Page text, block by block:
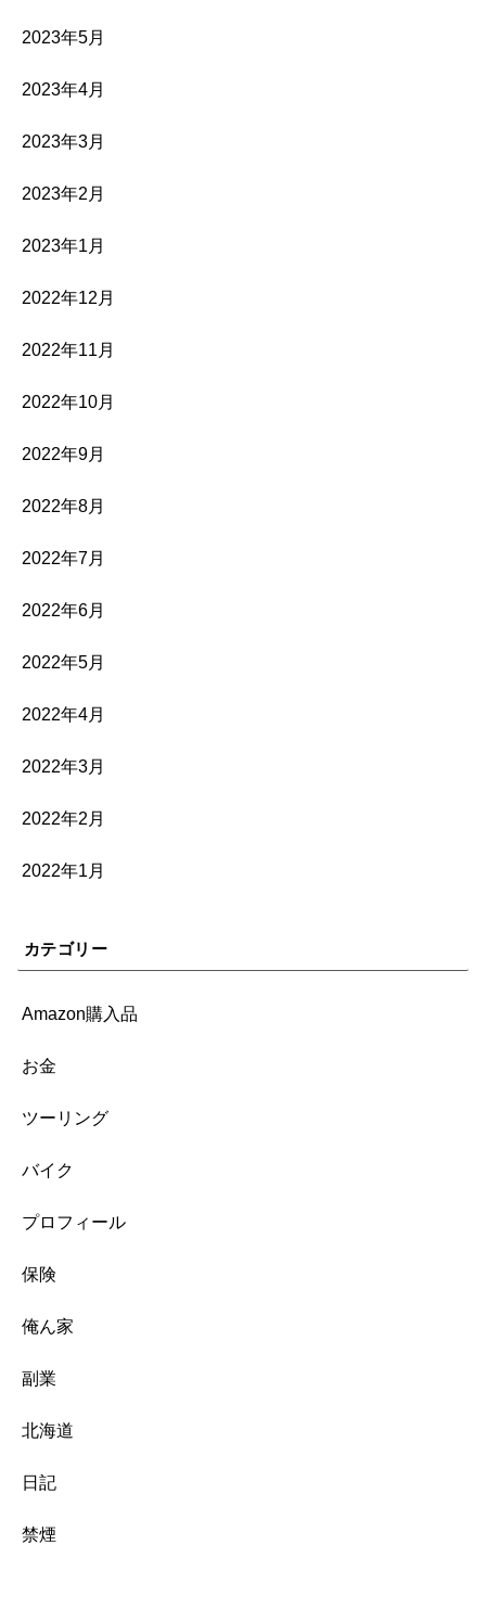
2023年5月
2023年4月
2023年3月
2023年2月
2023年1月
2022年12月
2022年11月
2022年10月
2022年9月
2022年8月
2022年7月
2022年6月
2022年5月
2022年4月
2022年3月
2022年2月
2022年1月
カテゴリー
Amazon購入品
お金
ツーリング
バイク
プロフィール
保険
俺ん家
副業
北海道
日記
禁煙